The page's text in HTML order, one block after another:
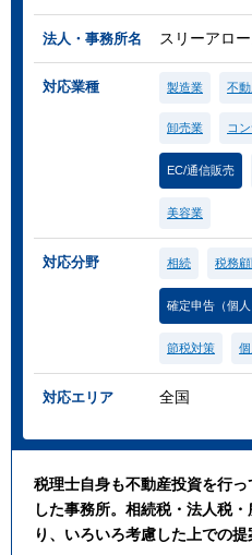
法人・事務所名 スリーアロ
対応業種 製造業 不
卸売業 コ
EC/通信販売
美容業
対応分野 相続 税務顧
確定申告（個人
節税対策
対応エリア 全国
税理士自身も不動産投資を行
した事務所。相続税・法人税
り、いろいろ考慮した上での提